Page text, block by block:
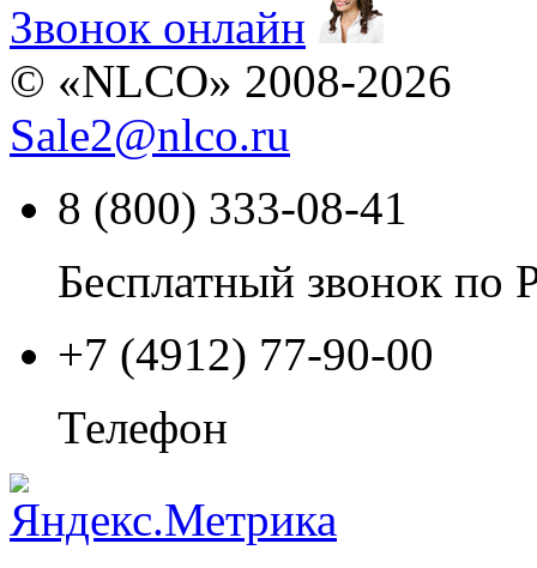
Звонок онлайн
© «NLCO» 2008-2026
Sale2@nlco.ru
8 (800) 333-08-41
Бесплатный звонок по
+7 (4912) 77-90-00
Телефон